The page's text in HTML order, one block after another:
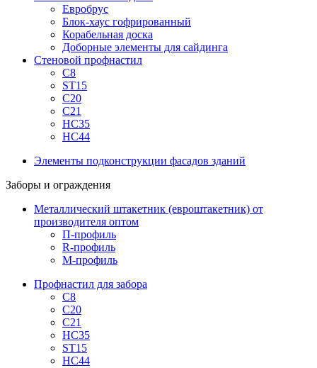
Евробрус
Блок-хаус гофрированный
Корабельная доска
Доборные элементы для сайдинга
Стеновой профнастил
С8
ST15
С20
С21
НС35
НС44
Элементы подконструкции фасадов зданий
Заборы и ограждения
Металлический штакетник (евроштакетник) от
производителя оптом
П-профиль
R-профиль
М-профиль
Профнастил для забора
С8
С20
С21
НС35
ST15
НС44